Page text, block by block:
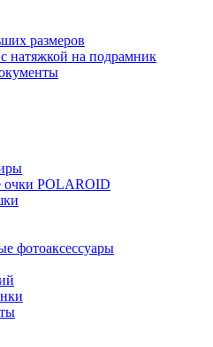
размеров
натяжкой на подрамник
очки POLAROID
фотоаксессуары